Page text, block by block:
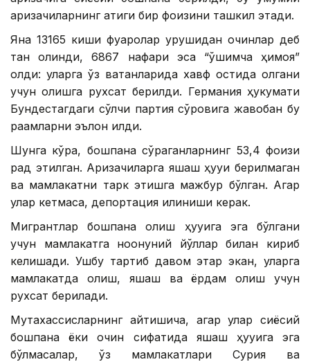
аризачиларнинг атиги бир фоизини ташкил этади.
Яна 13165 киши фуқаролар урушидан қочқинлар деб
тан олинди, 6867 нафари эса “қўшимча ҳимоя”
олди: уларга ўз ватанларида хавф остида қолгани
учун қолишга рухсат берилди. Германия ҳукумати
Бундестагдаги сўлчи партия сўровига жавобан бу
рақамларни эълон қилди.
Шунга кўра, бошпана сўраганларнинг 53,4 фоизи
рад этилган. Аризачиларга яшаш ҳуқуқи берилмаган
ва мамлакатни тарк этишга мажбур бўлган. Агар
улар кетмаса, депортация қилиниши керак.
Мигрантлар бошпана олиш ҳуқуқига эга бўлгани
учун мамлакатга ноқонуний йўллар билан кириб
келишади. Ушбу тартиб давом этар экан, уларга
мамлакатда қолиш, яшаш ва ёрдам олиш учун
рухсат берилади.
Мутахассисларнинг айтишича, агар улар сиёсий
бошпана ёки қочқин сифатида яшаш ҳуқуқига эга
бўлмасалар, ўз мамлакатлари Сурия ва